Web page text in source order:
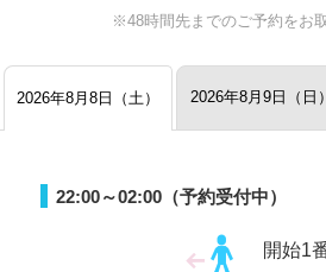
※48時間先までのご予約をお
2026年8月8日（土） 2026年8月9日（日）
22:00～02:00（予約受付中）
開始1